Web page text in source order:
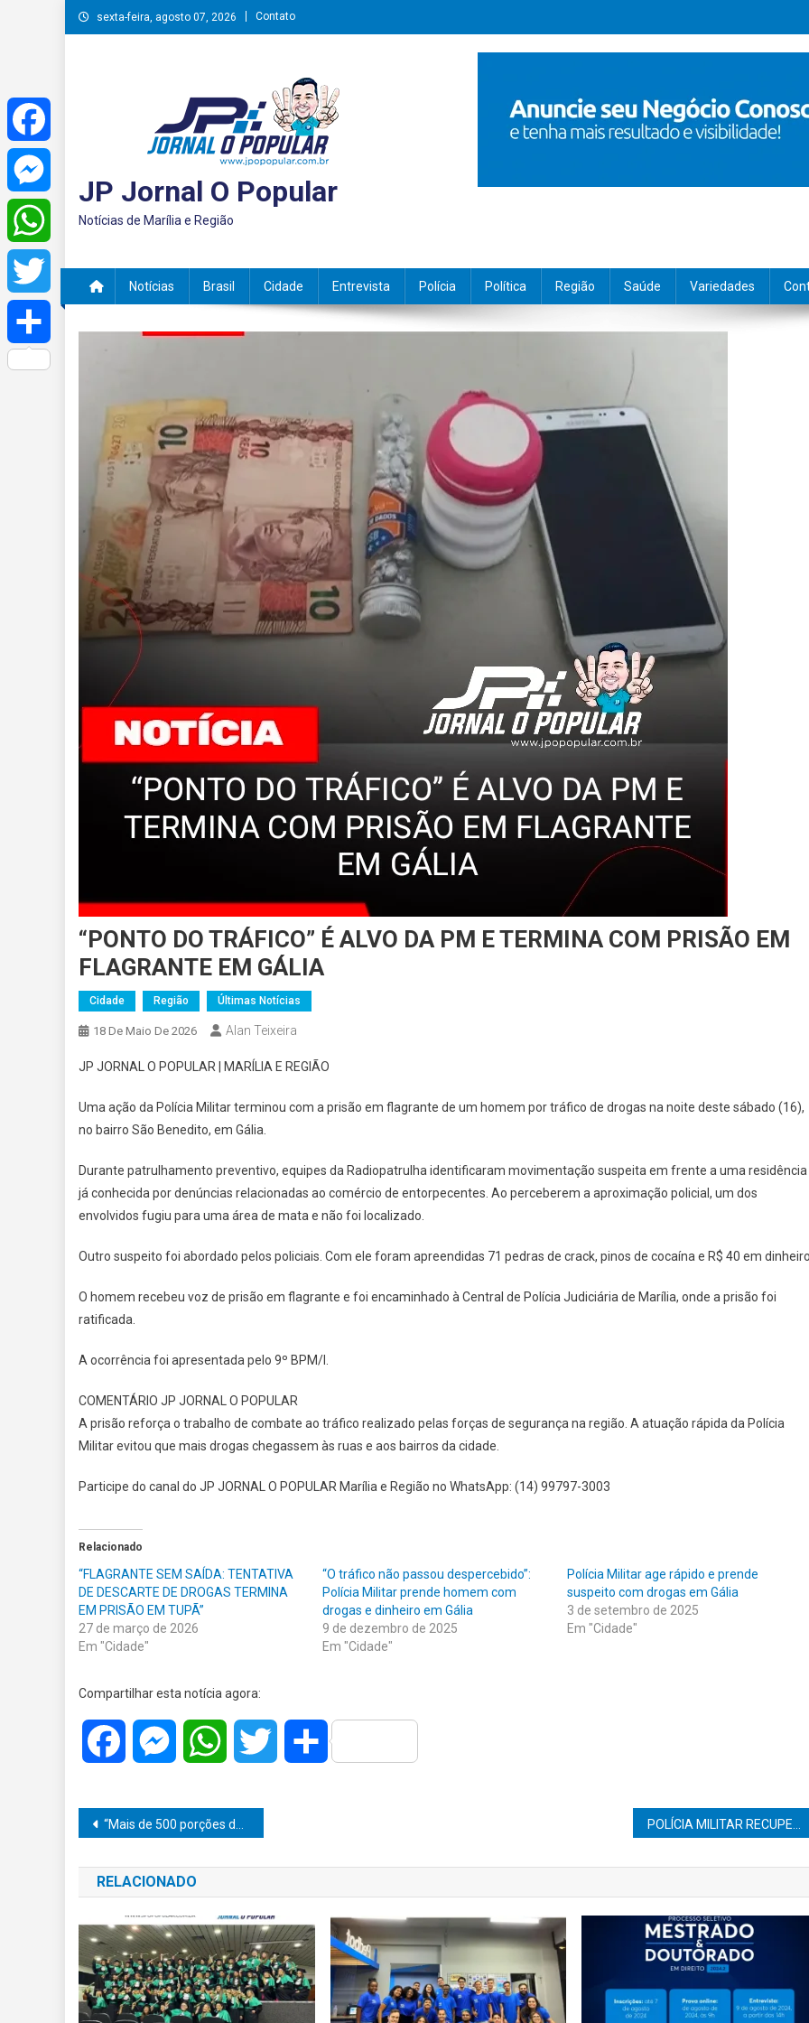
Skip
to
sexta-feira, agosto 07, 2026 Contato
JP Jornal O Popular
Notícias de Marília e Região
Notícias Brasil Cidade Entrevista Polícia Política Região Saúde Variedades
“PONTO DO TRÁFICO” É ALVO DA PM E TERMINA COM PRISÃO EM
FLAGRANTE EM GÁLIA
Cidade Região Últimas Notícias
18 De Maio De 2026 Alan Teixeira
JP JORNAL O POPULAR | MARÍLIA E REGIÃO
Uma ação da Polícia Militar terminou com a prisão em flagrante de um homem por tráfico de drogas na noite deste sábado (16),
no bairro São Benedito, em Gália.
Durante patrulhamento preventivo, equipes da Radiopatrulha identificaram movimentação suspeita em frente a uma residência
já conhecida por denúncias relacionadas ao comércio de entorpecentes. Ao perceberem a aproximação policial, um dos
envolvidos fugiu para uma área de mata e não foi localizado.
Outro suspeito foi abordado pelos policiais. Com ele foram apreendidas 71 pedras de crack, pinos de cocaína e R$ 40 em
O homem recebeu voz de prisão em flagrante e foi encaminhado à Central de Polícia Judiciária de Marília, onde a prisão foi
ratificada.
A ocorrência foi apresentada pelo 9º BPM/I.
COMENTÁRIO JP JORNAL O POPULAR
A prisão reforça o trabalho de combate ao tráfico realizado pelas forças de segurança na região. A atuação rápida da Polícia
Militar evitou que mais drogas chegassem às ruas e aos bairros da cidade.
Participe do canal do JP JORNAL O POPULAR Marília e Região no WhatsApp: (14) 99797-3003
Relacionado
“FLAGRANTE SEM SAÍDA: TENTATIVA
DE DESCARTE DE DROGAS TERMINA
EM PRISÃO EM TUPÃ”
27 de março de 2026
Em "Cidade"
“O tráfico não passou despercebido”:
Polícia Militar prende homem com
drogas e dinheiro em Gália
9 de dezembro de 2025
Em "Cidade"
Polícia Militar age rápido e prende
suspeito com drogas em Gália
3 de setembro de 2025
Em "Cidade"
Compartilhar esta notícia agora:
Facebook MessengerWhatsAppTwitter Share
Navegação
de
Post
“Mais de 500 porções de drogas são apreendidas”: Polícia Militar prende traficante durante operação em Marília
RELACIONADO
Facebook
Messenger
WhatsApp
Twitter
Share